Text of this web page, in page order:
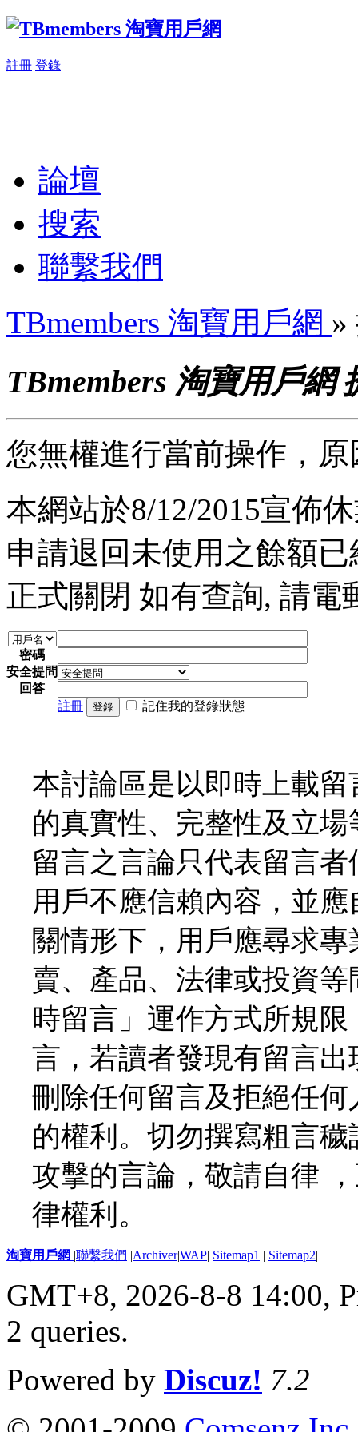
註冊 登錄
論壇
搜索
聯繫我們
TBmembers 淘寶用戶網 »
TBmembers 淘寶用戶網
您無權進行當前操作，
本網站於8/12/2015宣佈
申請退回未使用之餘額
正式關閉 如有查詢, 請電
密碼
安全提問
回答
註冊
登錄 記住我的登錄狀態
本討論區是以即時上載
的真實性、完整性及立
留言之言論只代表留言
用戶不應信賴內容，並
關情形下，用戶應尋求
賣、產品、法律或投資
時留言」運作方式所規
言，若讀者發現有留言
刪除任何留言及拒絕任
的權利。切勿撰寫粗言
攻擊的言論，敬請自律
律權利。
淘寶用戶網 |聯繫我們 |Archiver|WAP| Sitemap1 | Sitemap2|
GMT+8, 2026-8-8 14:00,
2 queries.
Powered by Discuz! 7.2